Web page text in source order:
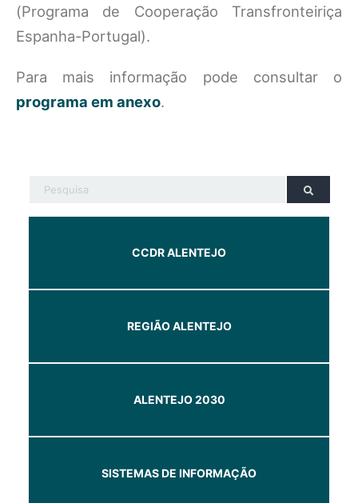
(Programa de Cooperação Transfronteiriça
Espanha-Portugal).
Para mais informação pode consultar o
programa em anexo.
CCDR ALENTEJO
REGIÃO ALENTEJO
ALENTEJO 2030
SISTEMAS DE INFORMAÇÃO